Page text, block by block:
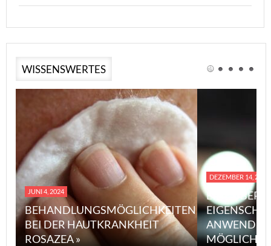
WISSENSWERTES
JUNI 4, 2024
BEHANDLUNGSMÖGLICHKEITEN
BEI DER HAUTKRANKHEIT
ROSAZEA »
DEZEMBER 14, 2023
EINE
MÖGLICHE